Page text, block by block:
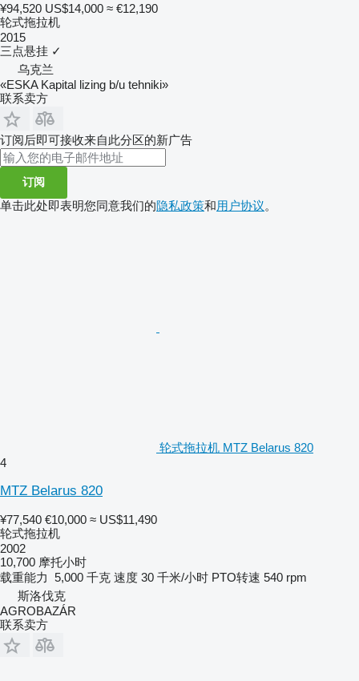
¥94,520 US$14,000 ≈ €12,190
轮式拖拉机
2015
三点悬挂 ✓
乌克兰
«ESKA Kapital lizing b/u tehniki»
联系卖方
订阅后即可接收来自此分区的新广告
订阅
单击此处即表明您同意我们的隐私政策和用户协议。
轮式拖拉机 MTZ Belarus 820
4
MTZ Belarus 820
¥77,540 €10,000 ≈ US$11,490
轮式拖拉机
2002
10,700 摩托小时
载重能力 5,000 千克 速度 30 千米/小时 PTO转速 540 rpm
斯洛伐克
AGROBAZÁR
联系卖方